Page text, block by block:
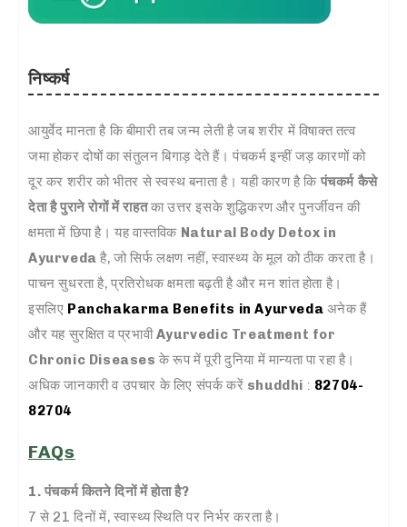
निष्कर्ष
आयुर्वेद मानता है कि बीमारी तब जन्म लेती है जब शरीर में विषाक्त तत्व
जमा होकर दोषों का संतुलन बिगाड़ देते हैं। पंचकर्म इन्हीं जड़ कारणों को
दूर कर शरीर को भीतर से स्वस्थ बनाता है। यही कारण है कि पंचकर्म कैसे
देता है पुराने रोगों में राहतका उत्तर इसके शुद्धिकरण और पुनर्जीवन की
क्षमता में छिपा है। यह वास्तविक Natural Body Detox in
Ayurveda है, जो सिर्फ लक्षण नहीं, स्वास्थ्य के मूल को ठीक करता है।
पाचन सुधरता है, प्रतिरोधक क्षमता बढ़ती है और मन शांत होता है।
इसलिए Panchakarma Benefits in Ayurveda अनेक हैं
और यह सुरक्षित व प्रभावीAyurvedic Treatment for
Chronic Diseases के रूप में पूरी दुनिया में मान्यता पा रहा है।
अधिक जानकारी व उपचार के लिए संपर्क करें shuddhi : 82704-
82704
FAQs
1. पंचकर्म कितने दिनों में होता है?
7 से 21 दिनों में, स्वास्थ्य स्थिति पर निर्भर करता है।